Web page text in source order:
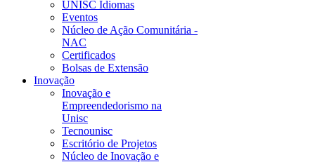
UNISC Idiomas
Eventos
Núcleo de Ação Comunitária -
NAC
Certificados
Bolsas de Extensão
Inovação
Inovação e
Empreendedorismo na
Unisc
Tecnounisc
Escritório de Projetos
Núcleo de Inovação e